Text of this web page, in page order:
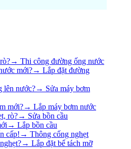
→ Thi công đường ống nước
mới?→ Lắp đặt đường
lên nước?→ Sửa máy bơm
mới?→ Lắp máy bơm nước
rò?→ Sửa bồn cầu
→ Lắp bồn cầu
cấp! → Thông cống nghẹt
→ Lắp đặt bể tách mỡ